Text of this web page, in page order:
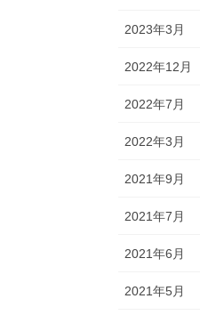
2023年3月
2022年12月
2022年7月
2022年3月
2021年9月
2021年7月
2021年6月
2021年5月